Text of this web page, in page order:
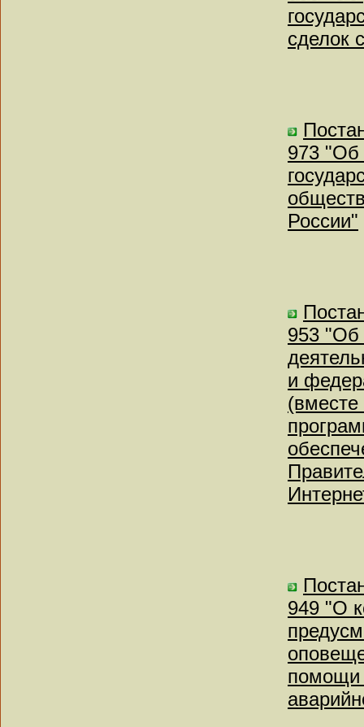
сделок
973 "Об
России"
953 "Об
и
(вместе
949 "О
помощи